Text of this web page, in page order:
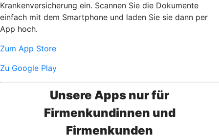
Krankenversicherung ein. Scannen Sie die Dokumente
einfach mit dem Smartphone und laden Sie sie dann per
App hoch.
Zum App Store
Zu Google Play
Unsere Apps nur für
Firmenkundinnen und
Firmenkunden